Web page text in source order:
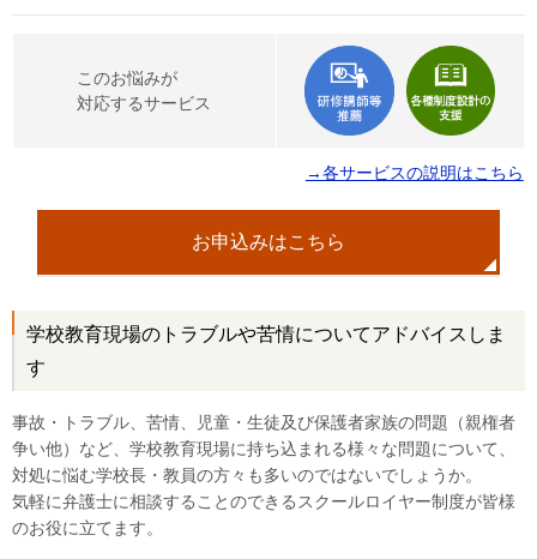
このお悩みが
対応するサービス
→各サービスの説明はこちら
お申込みはこちら
学校教育現場のトラブルや苦情についてアドバイスしま
す
事故・トラブル、苦情、児童・生徒及び保護者家族の問題（親権者
争い他）など、学校教育現場に持ち込まれる様々な問題について、
対処に悩む学校長・教員の方々も多いのではないでしょうか。
気軽に弁護士に相談することのできるスクールロイヤー制度が皆様
のお役に立てます。